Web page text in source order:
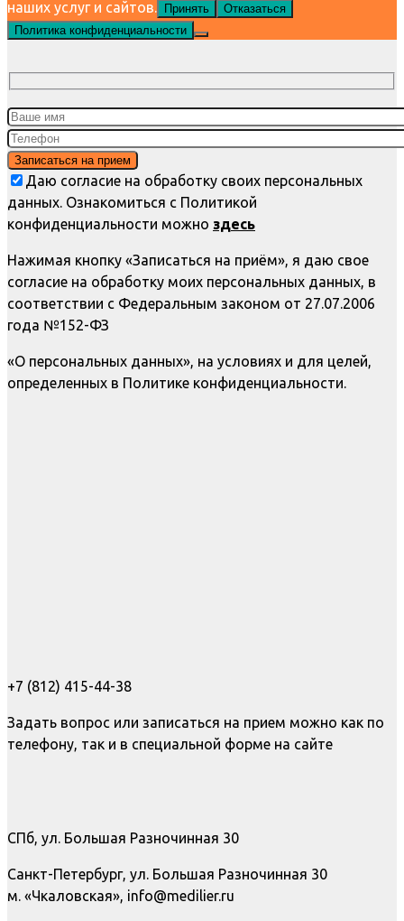
наших услуг и сайтов.
Принять
Отказаться
Политика конфиденциальности
Даю согласие на обработку своих персональных
данных. Ознакомиться с Политикой
конфиденциальности можно здесь
Нажимая кнопку «Записаться на приём», я даю свое
согласие на обработку моих персональных данных, в
соответствии с Федеральным законом от 27.07.2006
года №152-ФЗ
«О персональных данных», на условиях и для целей,
определенных в Политике конфиденциальности.
+7 (812) 415-44-38
Задать вопрос или записаться на прием можно как по
телефону, так и в специальной форме на сайте
СПб, ул. Большая Разночинная 30
Санкт-Петербург, ул. Большая Разночинная 30
м. «Чкаловская», info@medilier.ru